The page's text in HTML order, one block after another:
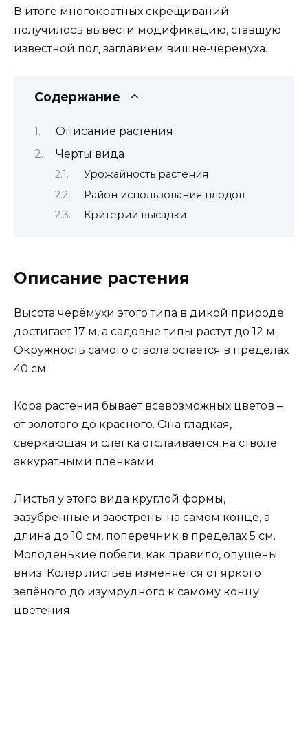
В итоге многократных скрещиваний
получилось вывести модификацию, ставшую
известной под заглавием вишне-черёмуха.
Содержание
Описание растения
Черты вида
Урожайность растения
Район использования плодов
Критерии высадки
Описание растения
Высота черёмухи этого типа в дикой природе
достигает 17 м, а садовые типы растут до 12 м.
Окружность самого ствола остаётся в пределах
40 см.
Кора растения бывает всевозможных цветов –
от золотого до красного. Она гладкая,
сверкающая и слегка отслаивается на стволе
аккуратными пленками.
Листья у этого вида круглой формы,
зазубренные и заострены на самом конце, а
длина до 10 см, поперечник в пределах 5 см.
Молоденькие побеги, как правило, опущены
вниз. Колер листьев изменяется от яркого
зелёного до изумрудного к самому концу
цветения.